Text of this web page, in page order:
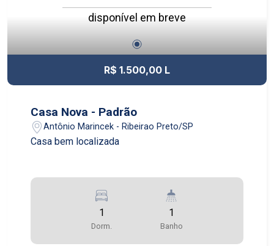
disponível em breve
R$ 1.500,00 L
Casa Nova - Padrão
Antônio Marincek - Ribeirao Preto/SP
Casa bem localizada
1
Dorm.
1
Banho